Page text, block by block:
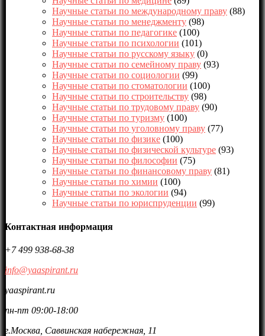
Научные статьи по международному праву (88)
Научные статьи по менеджменту (98)
Научные статьи по педагогике (100)
Научные статьи по психологии (101)
Научные статьи по русскому языку (0)
Научные статьи по семейному праву (93)
Научные статьи по социологии (99)
Научные статьи по стоматологии (100)
Научные статьи по строительству (98)
Научные статьи по трудовому праву (90)
Научные статьи по туризму (100)
Научные статьи по уголовному праву (77)
Научные статьи по физике (100)
Научные статьи по физической культуре (93)
Научные статьи по философии (75)
Научные статьи по финансовому праву (81)
Научные статьи по химии (100)
Научные статьи по экологии (94)
Научные статьи по юриспруденции (99)
Контактная информация
+7 499 938-68-38
info@yaaspirant.ru
yaaspirant.ru
пн-пт 09:00-18:00
г.Москва, Саввинская набережная, 11